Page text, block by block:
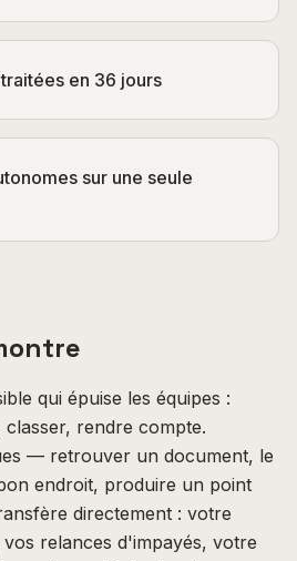
en 36 jours
sur une seule
qui épuise les équipes :
rendre compte.
— retrouver un document, le
endroit, produire un point
directement : votre
relances d'impayés, votre